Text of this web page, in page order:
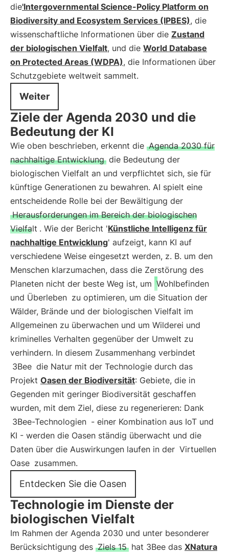
die'Intergovernmental Science-Policy Platform on
Biodiversity and Ecosystem Services (IPBES), die
wissenschaftliche Informationen über die Zustand
der biologischen Vielfalt, und die World Database
on Protected Areas (WDPA), die Informationen über
Schutzgebiete weltweit sammelt.
Weiter
Ziele der Agenda 2030 und die
Bedeutung der KI
Wie oben beschrieben, erkennt die Agenda 2030 für
nachhaltige Entwicklung die Bedeutung der
biologischen Vielfalt an und verpflichtet sich, sie für
künftige Generationen zu bewahren. AI spielt eine
entscheidende Rolle bei der Bewältigung der
Herausforderungen im Bereich der biologischen
Vielfalt . Wie der Bericht 'Künstliche Intelligenz für
nachhaltige Entwicklung' aufzeigt, kann KI auf
verschiedene Weise eingesetzt werden, z. B. um den
Menschen klarzumachen, dass die Zerstörung des
Planeten nicht der beste Weg ist, um Wohlbefinden
und Überleben zu optimieren, um die Situation der
Wälder, Brände und der biologischen Vielfalt im
Allgemeinen zu überwachen und um Wilderei und
kriminelles Verhalten gegenüber der Umwelt zu
verhindern. In diesem Zusammenhang verbindet
3Bee die Natur mit der Technologie durch das
Projekt Oasen der Biodiversität: Gebiete, die in
Gegenden mit geringer Biodiversität geschaffen
wurden, mit dem Ziel, diese zu regenerieren: Dank
3Bee-Technologien - einer Kombination aus IoT und
KI - werden die Oasen ständig überwacht und die
Daten über die Auswirkungen laufen in der Virtuellen
Oase zusammen.
Entdecken Sie die Oasen
Technologie im Dienste der
biologischen Vielfalt
Im Rahmen der Agenda 2030 und unter besonderer
Berücksichtigung des Ziels 15 hat 3Bee das XNatura